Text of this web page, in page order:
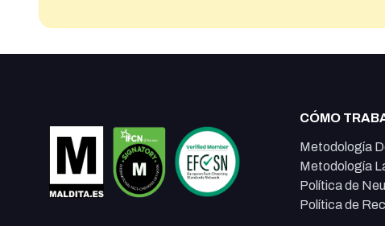
CÓMO
Metodología
Metodología
Política de
Política de